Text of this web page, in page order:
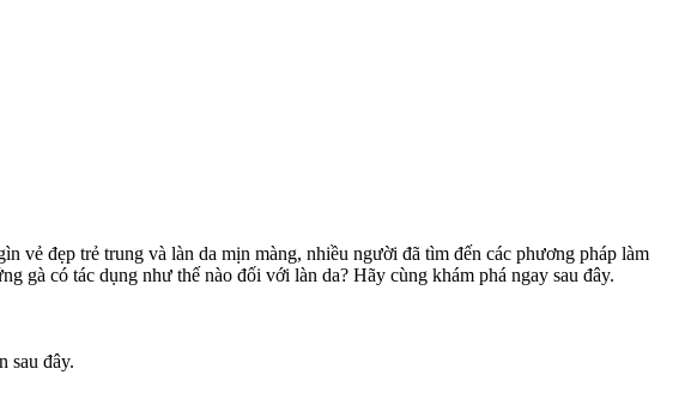
vẻ đẹp trẻ trung và làn da mịn màng, nhiều người đã tìm đến các phương pháp làm
gà có tác dụng như thế nào đối với làn da? Hãy cùng khám phá ngay sau đây.
sau đây.